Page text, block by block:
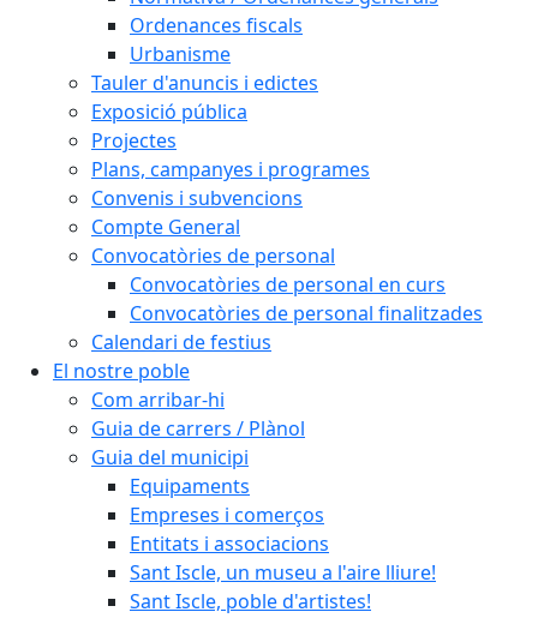
Ordenances fiscals
Urbanisme
Tauler d'anuncis i edictes
Exposició pública
Projectes
Plans, campanyes i programes
Convenis i subvencions
Compte General
Convocatòries de personal
Convocatòries de personal en curs
Convocatòries de personal finalitzades
Calendari de festius
El nostre poble
Com arribar-hi
Guia de carrers / Plànol
Guia del municipi
Equipaments
Empreses i comerços
Entitats i associacions
Sant Iscle, un museu a l'aire lliure!
Sant Iscle, poble d'artistes!